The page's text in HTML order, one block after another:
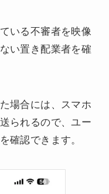
いる不審者を映像
い置き配業者を確
場合には、スマホ
られるので、ユー
確認できます。